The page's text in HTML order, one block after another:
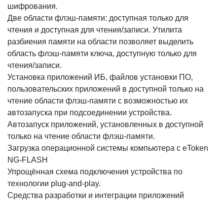
шифрования.
Две области флэш-памяти: доступная только для
чтения и доступная для чтения/записи. Утилита
разбиения памяти на области позволяет выделить
область флэш-памяти ключа, доступную только для
чтения/записи.
Установка приложений ИБ, файлов установки ПО,
пользовательских приложений в доступной только на
чтение области флэш-памяти с возможностью их
автозапуска при подсоединении устройства.
Автозапуск приложений, установленных в доступной
только на чтение области флэш-памяти.
Загрузка операционной системы компьютера с eToken
NG-FLASH
Упрощённая схема подключения устройства по
технологии plug-and-play.
Средства разработки и интеграции приложений